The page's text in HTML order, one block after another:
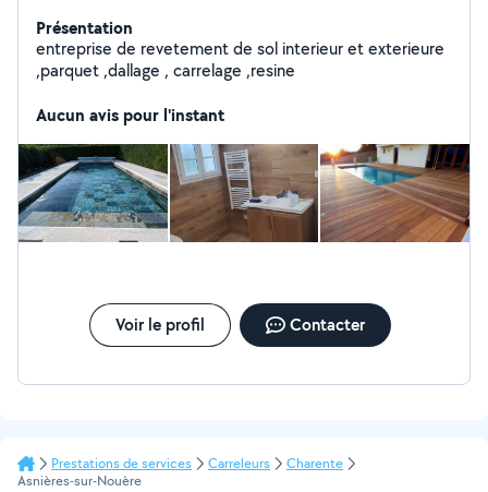
Présentation
entreprise de revetement de sol interieur et exterieure
,parquet ,dallage , carrelage ,resine
Aucun avis pour l'instant
Voir le profil Contacter
Prestations de services Carreleurs
Charente
Asnières-sur-Nouère